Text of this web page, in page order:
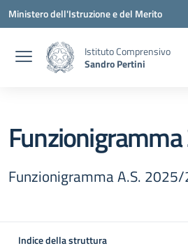
Vai ai contenuti
Vai al menu di navigazione
Vai al footer
Ministero dell'Istruzione e del Merito
Istituto Comprensivo
Sandro Pertini
Funzionigramma A.S.
Indice della struttura